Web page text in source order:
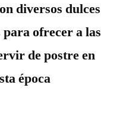
diversos dulces
ofrecer a las
de postre en
época